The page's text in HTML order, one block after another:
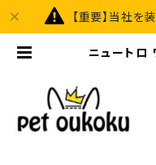
【重要】当社を
ニュートロ